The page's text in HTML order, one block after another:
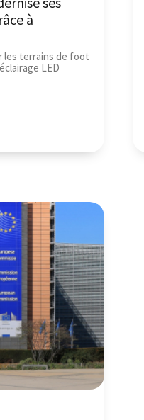
à
les terrains de foot
LED